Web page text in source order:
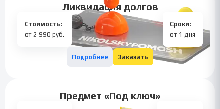
Ликвидация долгов
Стоимость:
от 2 990 руб.
Сроки:
от 1 дня
Подробнее Заказать
Предмет «Под ключ»